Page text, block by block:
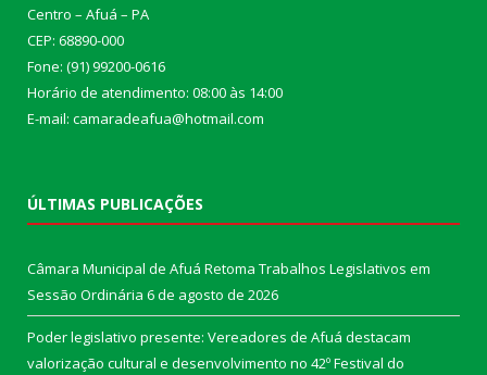
Centro – Afuá – PA
CEP: 68890-000
Fone: (91) 99200-0616
Horário de atendimento: 08:00 às 14:00
E-mail: camaradeafua@hotmail.com
ÚLTIMAS PUBLICAÇÕES
Câmara Municipal de Afuá Retoma Trabalhos Legislativos em
Sessão Ordinária 6 de agosto de 2026
Poder legislativo presente: Vereadores de Afuá destacam
valorização cultural e desenvolvimento no 42º Festival do